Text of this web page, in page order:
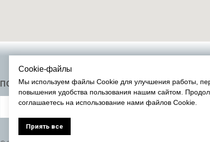
Cookie-файлы
Мы используем файлы Cookie для улучшения работы,
повышения удобства пользования нашим сайтом.
соглашаетесь на использование нами файлов Cookie.
Приять все
ПОДПИСАТЬСЯ